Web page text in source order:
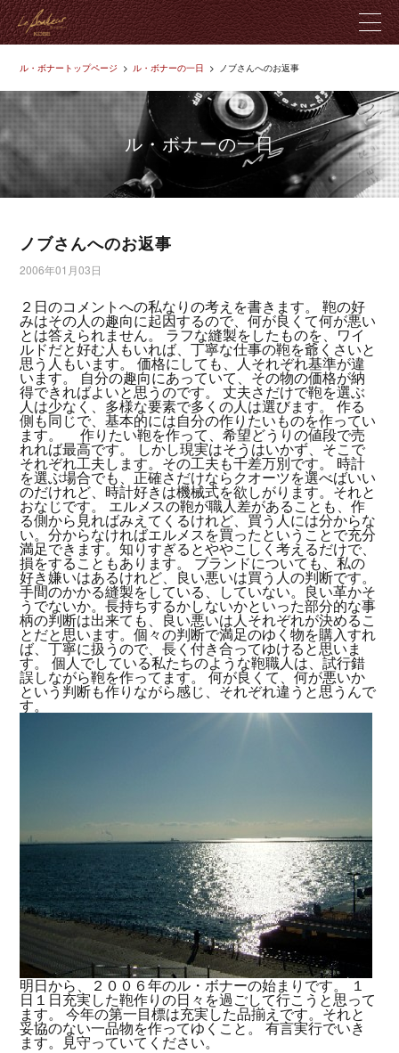
ル・ボナートップページ ル・ボナーの一日 ノブさんへのお返事
ル・ボナーの一日
ノブさんへのお返事
2006年01月03日
２日のコメントへの私なりの考えを書きます。 鞄の好
みはその人の趣向に起因するので、何が良くて何が悪い
とは答えられません。 ラフな縫製をしたものを、ワイ
ルドだと好む人もいれば、丁寧な仕事の鞄を爺くさいと
思う人もいます。 価格にしても、人それぞれ基準が違
います。 自分の趣向にあっていて、その物の価格が納
得できればよいと思うのです。 丈夫さだけで鞄を選ぶ
人は少なく、多様な要素で多くの人は選びます。 作る
側も同じで、基本的には自分の作りたいものを作ってい
ます。 作りたい鞄を作って、希望どうりの値段で売
れれば最高です。 しかし現実はそうはいかず、そこで
それぞれ工夫します。その工夫も千差万別です。 時計
を選ぶ場合でも、正確さだけならクオーツを選べばいい
のだけれど、時計好きは機械式を欲しがります。それと
おなじです。 エルメスの鞄が職人差があることも、作
る側から見ればみえてくるけれど、買う人には分からな
い。分からなければエルメスを買ったということで充分
満足できます。知りすぎるとややこしく考えるだけで、
損をすることもあります。 ブランドについても、私の
好き嫌いはあるけれど、良い悪いは買う人の判断です。
手間のかかる縫製をしている、していない。良い革かそ
うでないか。長持ちするかしないかといった部分的な事
柄の判断は出来ても、良い悪いは人それぞれが決めるこ
とだと思います。個々の判断で満足のゆく物を購入すれ
ば、丁寧に扱うので、長く付き合ってゆけると思いま
す。 個人でしている私たちのような鞄職人は、試行錯
誤しながら鞄を作ってます。 何が良くて、何が悪いか
という判断も作りながら感じ、それぞれ違うと思うんで
す。
明日から、２００６年のル・ボナーの始まりです。 １
日１日充実した鞄作りの日々を過ごして行こうと思って
ます。 今年の第一目標は充実した品揃えです。それと
妥協のない一品物を作ってゆくこと。 有言実行でいき
ます。見守っていてください。
ル・ボナーとは
製品紹介
革のこだわり
店舗紹介
お問い合わせ